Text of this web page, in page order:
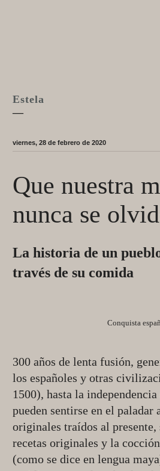
Estela
—
viernes, 28 de febrero de 2020
Que nuestra
nunca se
La historia de un
través de su comida
Conquista
300 años de lenta fusión,
los españoles y otras
1500), hasta la
pueden sentirse en el paladar
originales traídos al presente,
recetas originales y la
(como se dice en lengua